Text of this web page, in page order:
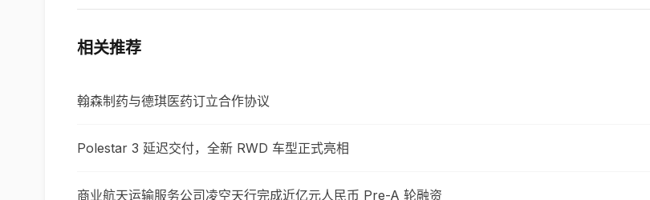
相关推荐
翰森制药与德琪医药订立合作协议
Polestar 3 延迟交付，全新 RWD 车型正式亮相
商业航天运输服务公司凌空天行完成近亿元人民币 Pre-A 轮融资